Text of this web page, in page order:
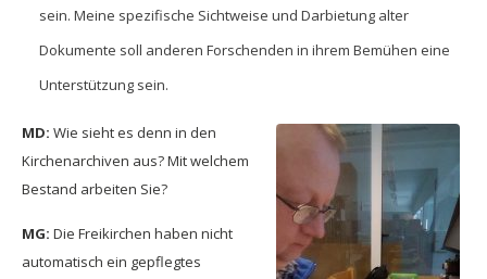
sein. Meine spezifische Sichtweise und Darbietung alter
Dokumente soll anderen Forschenden in ihrem Bemühen eine
Unterstützung sein.
MD: Wie sieht es denn in den
Kirchenarchiven aus? Mit welchem
Bestand arbeiten Sie?
MG: Die Freikirchen haben nicht
automatisch ein gepflegtes